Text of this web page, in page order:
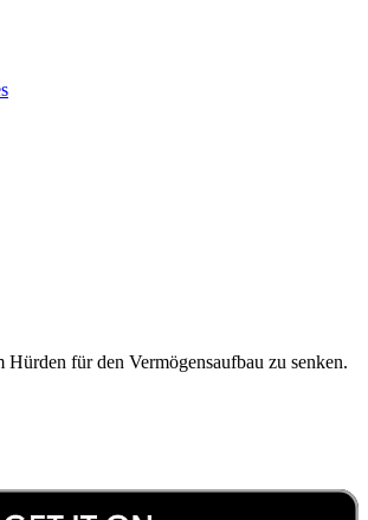
Hürden für den Vermögensaufbau zu senken.